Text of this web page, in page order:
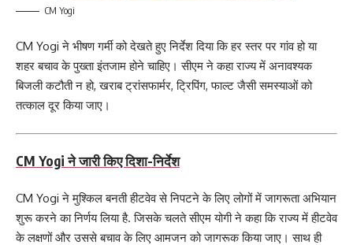
CM Yogi
CM Yogi ने भीषण गर्मी को देखते हुए निर्देश दिया कि हर स्तर पर गांव हो या
शहर बचाव के पुख्ता इंतजाम होने चाहिए। सीएम ने कहा राज्य में अनावश्यक
बिजली कटौती न हो, खराब ट्रांसफार्मर, ट्रिपिंग, फाल्ट जैसी समस्याओं को
तत्काल दूर किया जाए।
CM Yogi ने जारी किए दिशा-निर्देश
CM Yogi ने मुश्किल बनती हीटवेव से निपटने के लिए लोगों में जागरूता अभियान
शुरू करने का निर्णय लिया है. जिसके चलते सीएम योगी ने कहा कि राज्य में हीटवेव
के लक्षणों और उससे बचाव के लिए आमजन को जागरूक किया जाए। साथ ही